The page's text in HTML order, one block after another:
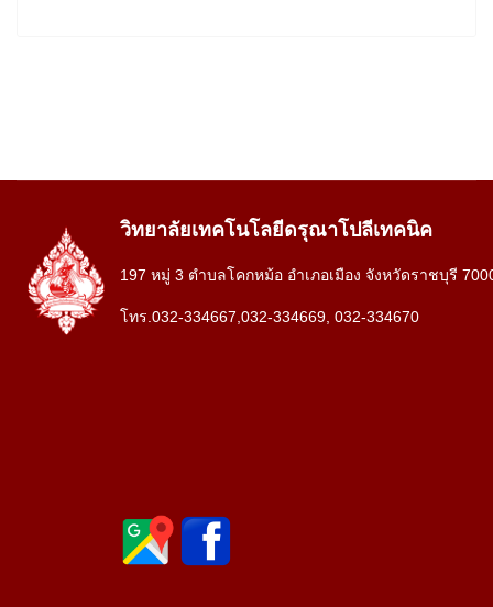
วิทยาลัยเทคโนโลยีดรุณาโปลีเทคนิค
197 หมู่ 3 ตำบลโคกหม้อ อำเภอเมือง จังหวัดราชบุรี
โทร.032-334667,032-334669, 032-334670